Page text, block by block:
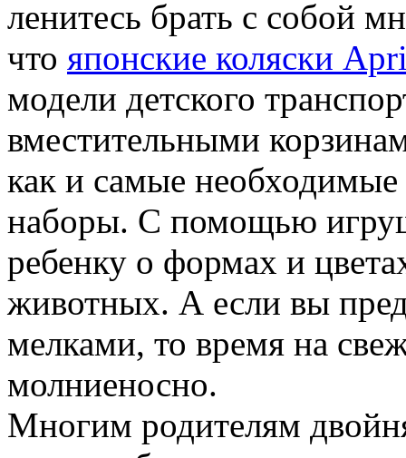
ленитесь брать с собой
что японские коляски
модели детского
вместительными
как и самые
наборы. С помощью
ребенку о формах и
животных. А если вы
мелками, то время на
молниеносно.
Многим родителям